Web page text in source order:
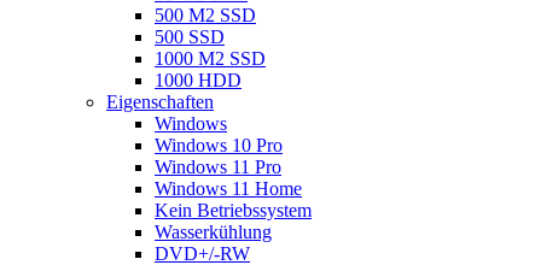
500 M2 SSD
500 SSD
1000 M2 SSD
1000 HDD
Eigenschaften
Windows
Windows 10 Pro
Windows 11 Pro
Windows 11 Home
Kein Betriebssystem
Wasserkühlung
DVD+/-RW